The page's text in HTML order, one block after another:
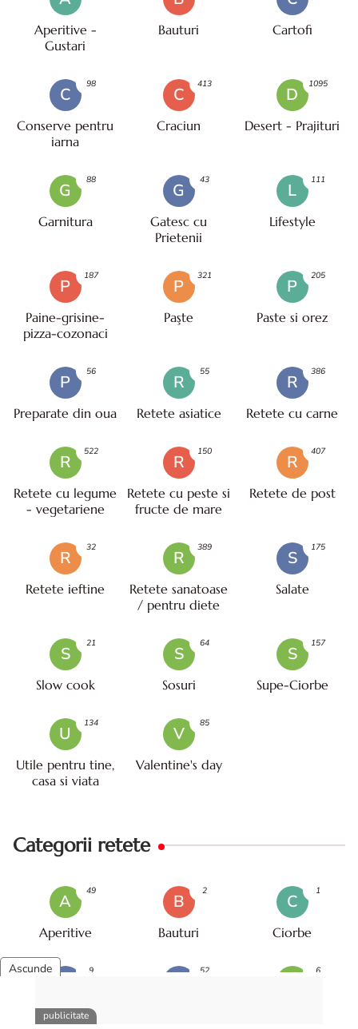
Aperitive -
Gustari
Bauturi Cartofi
C
Conserve pentru
iarna
98
C
Craciun
413
D
Desert - Prajituri
1095
G
Garnitura
88
G
Gatesc cu
Prietenii
43
L
Lifestyle
111
P
Paine-grisine-
pizza-cozonaci
187
P
Paşte
321
P
Paste si orez
205
P
Preparate din oua
56
R
Retete asiatice
55
R
Retete cu carne
386
R
Retete cu legume
- vegetariene
522
R
Retete cu peste si
fructe de mare
150
R
Retete de post
407
R
Retete ieftine
32
R
Retete sanatoase
/ pentru diete
389
S
Salate
175
S
Slow cook
21
S
Sosuri
64
S
Supe-Ciorbe
157
U
Utile pentru tine,
casa si viata
134
V
Valentine's day
85
Categorii retete
A
Aperitive
49
B
Bauturi
2
C
Ciorbe
1
C
Conserve
9 52 6